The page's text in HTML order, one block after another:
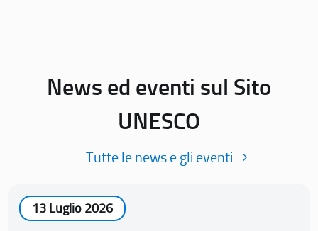
News ed eventi sul Sito
UNESCO
Tutte le news e gli eventi
13 Luglio 2026